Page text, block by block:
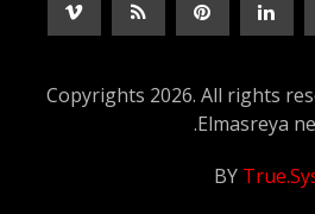
© Copyrights 2026. All rights
Elmasreya
BY